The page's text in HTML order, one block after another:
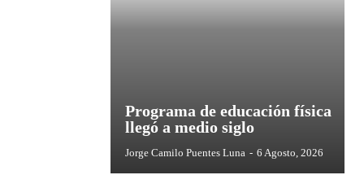
Programa de educación física
llegó a medio siglo
Jorge Camilo Puentes Luna - 6 Agosto, 2026